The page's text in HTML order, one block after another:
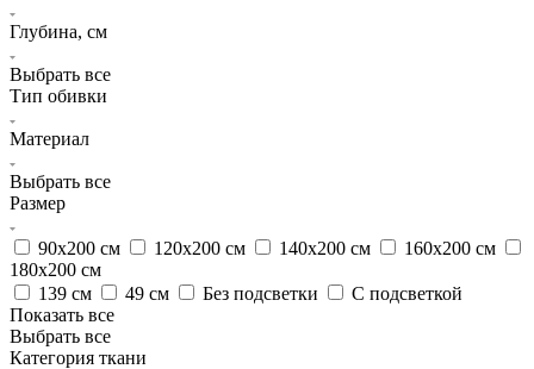
Глубина, см
Выбрать все
Тип обивки
Материал
Выбрать все
Размер
90х200 см 120х200 см 140х200 см
160х200 см
180х200 см
139 см
49 см Без подсветки
С подсветкой
Показать все
Выбрать все
Категория ткани